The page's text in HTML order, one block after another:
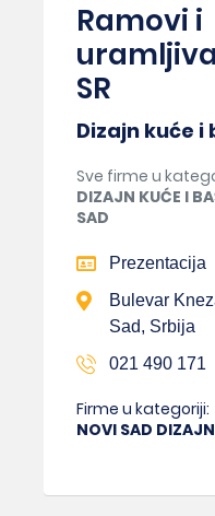
Ramovi i
SR
Dizajn kuće i
Sve firme u
DIZAJN KUĆE I
SAD
Prezentacija
Bulevar
Sad, Srbija
021 490 171
Firme u kategoriji:
NOVI SAD